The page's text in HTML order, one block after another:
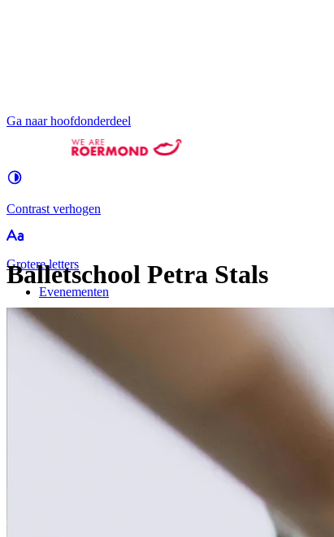
Ga naar hoofdonderdeel
Contrast verhogen
Grotere letters
Evenementen
Balletschool Petra Stals